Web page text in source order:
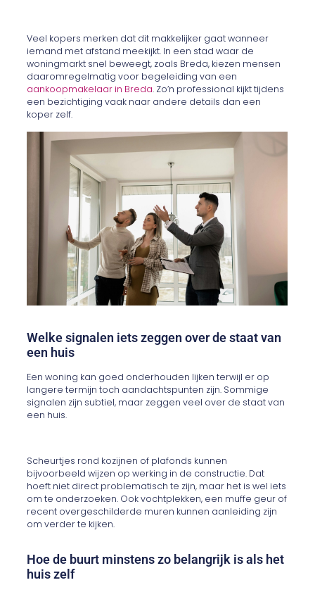
Veel kopers merken dat dit makkelijker gaat wanneer
iemand met afstand meekijkt. In een stad waar de
woningmarkt snel beweegt, zoals Breda, kiezen mensen
daaromregelmatig voor begeleiding van een
aankoopmakelaar in Breda. Zo’n professional kijkt tijdens
een bezichtiging vaak naar andere details dan een
koper zelf.
Welke signalen iets zeggen over de staat van
een huis
Een woning kan goed onderhouden lijken terwijl er op
langere termijn toch aandachtspunten zijn. Sommige
signalen zijn subtiel, maar zeggen veel over de staat van
een huis.
Scheurtjes rond kozijnen of plafonds kunnen
bijvoorbeeld wijzen op werking in de constructie. Dat
hoeft niet direct problematisch te zijn, maar het is wel iets
om te onderzoeken. Ook vochtplekken, een muffe geur of
recent overgeschilderde muren kunnen aanleiding zijn
om verder te kijken.
Hoe de buurt minstens zo belangrijk is als het
huis zelf